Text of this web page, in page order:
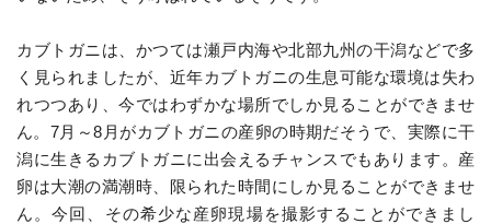
カブトガニは、かつては瀬戸内海や北部九州の干潟などで多
く見られましたが、近年カブトガニの生息可能な環境は失わ
れつつあり、今ではわずかな場所でしか見ることができませ
ん。7月～8月がカブトガニの産卵の時期だそうで、実際に干
潟に生きるカブトガニに出会えるチャンスでもあります。産
卵は大潮の満潮時、限られた時間にしか見ることができませ
ん。今回、その希少な産卵現場を撮影することができまし